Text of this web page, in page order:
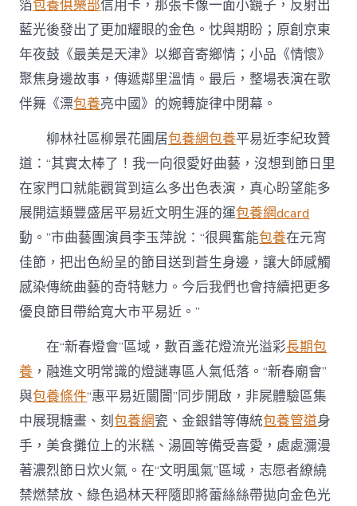
箔包養俱樂部信用卡，那張卡像一面小鏡子，反射出
藍光後發出了更加耀眼的金色。忱與期盼；原創京東
年夜鼓《最美是天津》以鄉音寄鄉情；小品《情懷》
聚焦身邊故事，傳遞鄰里溫情。最后，整場表演在歌
伴舞《漂包養亮中國》的婉轉旋律中閉幕。
柳林社區柳景花圃居包養網包養平易近李紀玫贊
道：“其實太棒了！我一向很愛好曲藝，沒想到節日里
在家門口就能觀賞到這么多出色表演，真心盼望能多
展開這類豐盛居平易近文明生涯的運包養網dcard
動。”市曲藝團演員李玉萍說：“很興奮能包養在元宵
佳節，把出色紛呈的節目送到蒼生身邊，讓大師感觸
感染傳統曲藝的奇特魅力。今后我們也會持續把更多
優良節目帶給寬大市平易近。”
在“新春燈會”區域，數百盞花燈流光溢彩長期包
養 ，融進文明常識的燈謎專區人氣低落。“新春廟會”
與包養條件“惠平易近闤闠”同步開啟，非屍體驗區集
中展現糖畫、刻包養網瓷、金銀錯等傳統包養管道身
手，美食攤位上的米糕、湯圓等備受喜愛，處處瀰漫
著濃烈節日炊火氣。在“文明風氣”區域，志愿者繚繞
禁燃禁放、綠色過林天秤隨即將蕾絲絲帶拋向金色光